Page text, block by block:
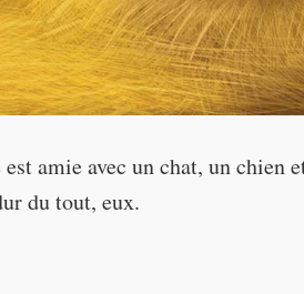
amie avec un chat, un chien
du tout, eux.